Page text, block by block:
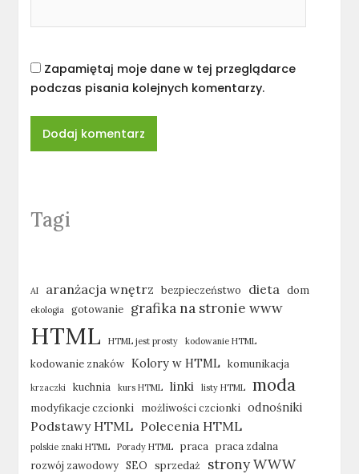
Zapamiętaj moje dane w tej przeglądarce
podczas pisania kolejnych komentarzy.
Tagi
AI aranżacja wnętrz bezpieczeństwo dieta dom
ekologia gotowanie grafika na stronie www
HTML HTML jest prosty kodowanie HTML
kodowanie znaków Kolory w HTML komunikacja
krzaczki kuchnia kurs HTML linki listy HTML moda
modyfikacje czcionki możliwości czcionki odnośniki
Podstawy HTML Polecenia HTML
polskie znaki HTML Porady HTML praca
praca zdalna
rozwój zawodowy SEO sprzedaż strony WWW